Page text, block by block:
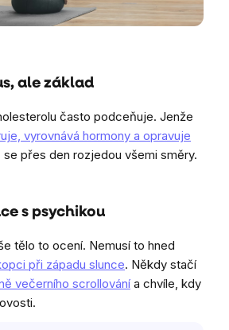
ale základ
často podceňuje. Jenže
vyrovnává hormony a opravuje
se přes den rozjedou všemi směry.
s psychikou
tělo to ocení. Nemusí to hned
při západu slunce. Někdy stačí
večerního scrollování a chvíle, kdy